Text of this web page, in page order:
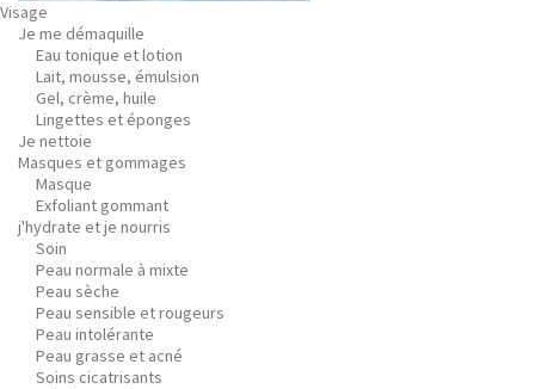
Visage
Je me démaquille
Eau tonique et lotion
Lait, mousse, émulsion
Gel, crème, huile
Lingettes et éponges
Je nettoie
Masques et gommages
Masque
Exfoliant gommant
j'hydrate et je nourris
Soin
Peau normale à mixte
Peau sèche
Peau sensible et rougeurs
Peau intolérante
Peau grasse et acné
Soins cicatrisants